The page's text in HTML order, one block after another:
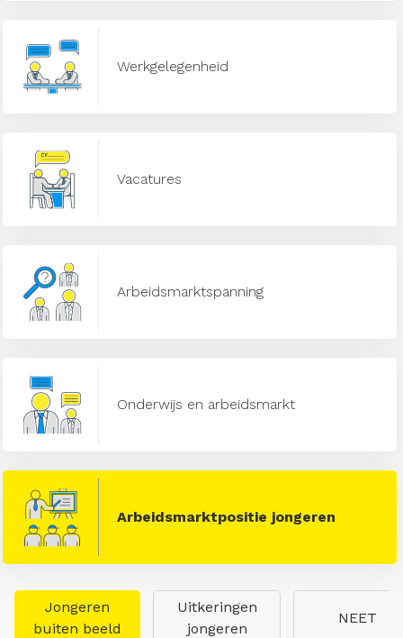
Werkgelegenheid
Vacatures
Arbeidsmarktspanning
Onderwijs en arbeidsmarkt
Arbeidsmarktpositie jongeren
Jongeren
buiten beeld
Uitkeringen
jongeren
NEET